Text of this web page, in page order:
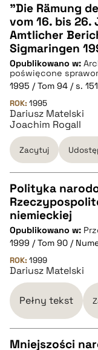
CZYSTY TEKST
pobierz cytat
BIBTEX
pobierz cytat
"Die Rämung
vom 16. bis 26.
Amtlicher
Sigmaringen
Opublikowano w:
poświęcone
1995 / Tom 94 / s.
ROK: 1995
Dariusz Matelski
Joachim Rogall
Zacytuj
CZYSTY TEKST
pobierz cytat
BIBTEX
pobierz cytat
Polityka
niemieckiej
Opublikowano w:
1999 / Tom 90 /
ROK: 1999
Dariusz Matelski
Pełny tekst
Mniejszości